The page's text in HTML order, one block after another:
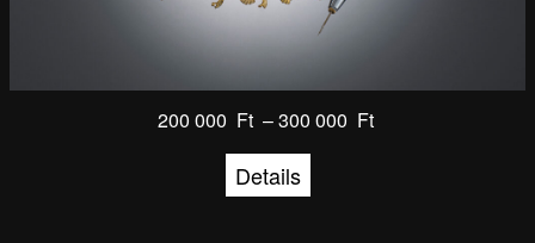
200 000 Ft –300 000 Ft
Details